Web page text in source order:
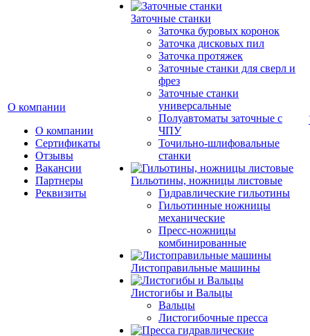
О компании
О компании
Сертификаты
Отзывы
Вакансии
Партнеры
Реквизиты
Заточные станки
Заточка буровых коронок
Заточка дисковых пил
Заточка протяжек
Заточные станки для сверл и
фрез
Заточные станки
универсальные
Полуавтоматы заточные с
ЧПУ
Точильно-шлифовальные
станки
Гильотины, ножницы листовые
Гидравлические гильотины
Гильотинные ножницы
механические
Пресс-ножницы
комбинированные
Листоправильные машины
Листогибы и Вальцы
Вальцы
Листогибочные пресса